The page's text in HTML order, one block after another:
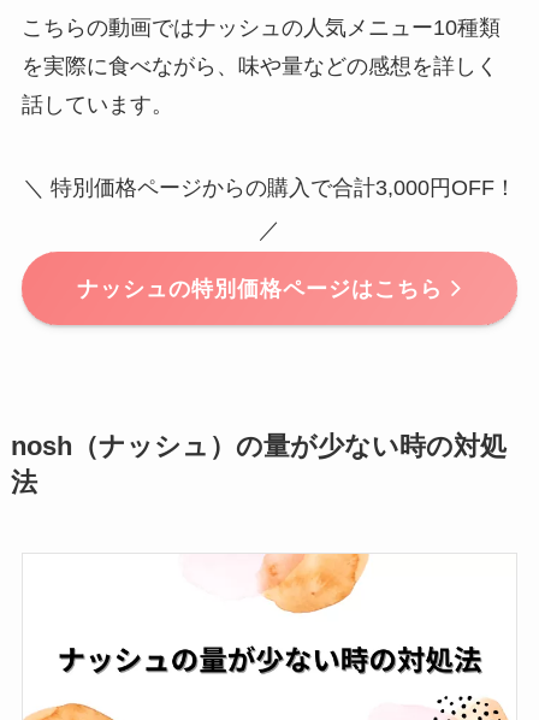
こちらの動画ではナッシュの人気メニュー10種類
を実際に食べながら、味や量などの感想を詳しく
話しています。
＼ 特別価格ページからの購入で合計3,000円OFF！
／
ナッシュの特別価格ページはこちら
nosh（ナッシュ）の量が少ない時の対処
法